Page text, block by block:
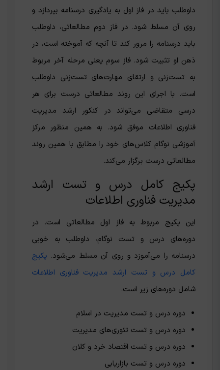
داوطلب باید در فاز اول به یادگیری درسنامه بپردازد و
روی آن مسلط شود. در فاز دوم مطالعاتی، داوطلب
باید درسنامه را مرور کند تا آنچه که آموخته است، در
ذهن او تثبیت شود. فاز سوم یعنی مرحله آخر مربوط
به تست‌زنی و ارتقای مهارت‌های تست‌زنی داوطلب
است. با اجرای این روند مطالعاتی درست برای هر
درسی متقاضی می‌تواند در کنکور ارشد مدیریت
فناوری اطلاعات موفق شود. به همین منظور مرکز
آموزشی نوگام کلاس‌های خود را مطابق با همین روند
مطالعاتی درست برگزار می‌کند.
پکیج کامل درس و تست ارشد
مدیریت فناوری اطلاعات
این پکیج مربوط به فاز اول مطالعاتی است. در
دوره‌های درس و تست نوگام، داوطلب به خوبی
درسنامه را می‌آموزد و روی آن مسلط می‌شود. پکیج
کامل درس و تست ارشد مدیریت فناوری اطلاعات
شامل دوره‌های زیر است.
دوره درس و تست مدیریت در اسلام
دوره درس و تست تئوری‌های مدیریت
دوره درس و تست اقتصاد خرد و کلان
دوره درس و تست بازاریابی